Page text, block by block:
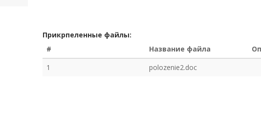
Прикрпеленные файлы:
#
Название файла
1
polozenie2.doc